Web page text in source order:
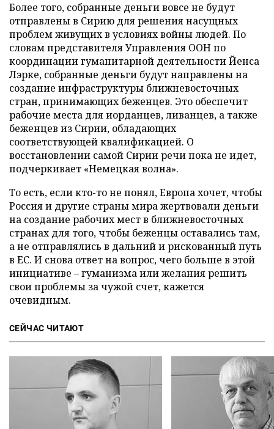
Более того, собранные деньги вовсе не будут
отправлены в Сирию для решения насущных
проблем живущих в условиях войны людей. По
словам представителя Управления ООН по
координации гуманитарной деятельности Йенса
Лэрке, собранные деньги будут направлены на
создание инфраструктуры ближневосточных
стран, принимающих беженцев. Это обеспечит
рабочие места для иорданцев, ливанцев, а также
беженцев из Сирии, обладающих
соответствующей квалификацией. О
восстановлении самой Сирии речи пока не идет,
подчеркивает «Немецкая волна».
То есть, если кто-то не понял, Европа хочет, чтобы
Россия и другие страны мира жертвовали деньги
на создание рабочих мест в ближневосточных
странах для того, чтобы беженцы оставались там,
а не отправлялись в дальний и рискованный путь
в ЕС. И снова ответ на вопрос, чего больше в этой
инициативе – гуманизма или желания решить
свои проблемы за чужой счет, кажется
очевидным.
СЕЙЧАС ЧИТАЮТ